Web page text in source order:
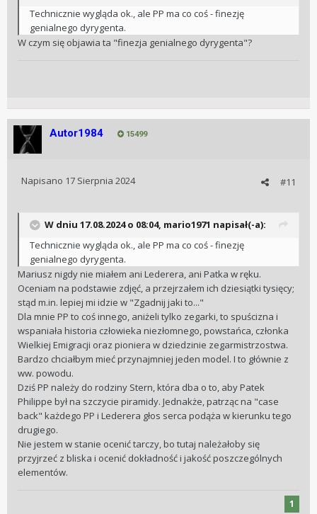
Dziekuje. Szansa na GPHG jakas jest.
widze, ze go narysowales na podstawie zdjecia
opublikowanego na stronie Grand Prix😉
Technicznie wygląda ok., ale PP ma co coś - finezję
genialnego dyrygenta.
W czym się objawia ta "finezja genialnego dyrygenta"?
Autor1984 15499
#11
Napisano 17 Sierpnia 2024
W dniu 17.08.2024 o 08:04, mario1971 napisał(-a):
Technicznie wygląda ok., ale PP ma co coś - finezję
genialnego dyrygenta.
Mariusz nigdy nie miałem ani Lederera, ani Patka w ręku.
Oceniam na podstawie zdjęć, a przejrzałem ich dziesiątki tysięcy;
stąd m.in. lepiej mi idzie w "Zgadnij jaki to..."
Dla mnie PP to coś innego, aniżeli tylko zegarki, to spuścizna i
wspaniała historia człowieka niezłomnego, powstańca, członka
Wielkiej Emigracji oraz pioniera w dziedzinie zegarmistrzostwa.
Bardzo chciałbym mieć przynajmniej jeden model. I to głównie z
ww. powodu.
Dziś PP należy do rodziny Stern, która dba o to, aby Patek
Philippe był na szczycie piramidy. Jednakże, patrząc na "case
back" każdego PP i Lederera głos serca podąża w kierunku tego
drugiego.
Nie jestem w stanie ocenić tarczy, bo tutaj należałoby się
przyjrzeć z bliska i ocenić dokładność i jakość poszczególnych
elementów.
1